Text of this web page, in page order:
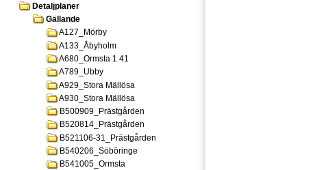
Detaljplaner
Gällande
A127_Mörby
A133_Åbyholm
A680_Ormsta 1 41
A789_Ubby
A929_Stora Mällösa
A930_Stora Mällösa
B500909_Prästgården
B520814_Prästgården
B521106-31_Prästgården
B540206_Söböringe
B541005_Ormsta